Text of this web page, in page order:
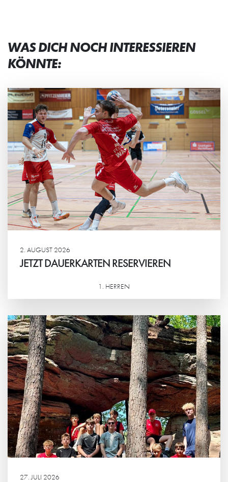
WAS DICH NOCH INTERESSIEREN
KÖNNTE:
2. AUGUST 2026
JETZT DAUERKARTEN RESERVIEREN
1. HERREN
27. JULI 2026